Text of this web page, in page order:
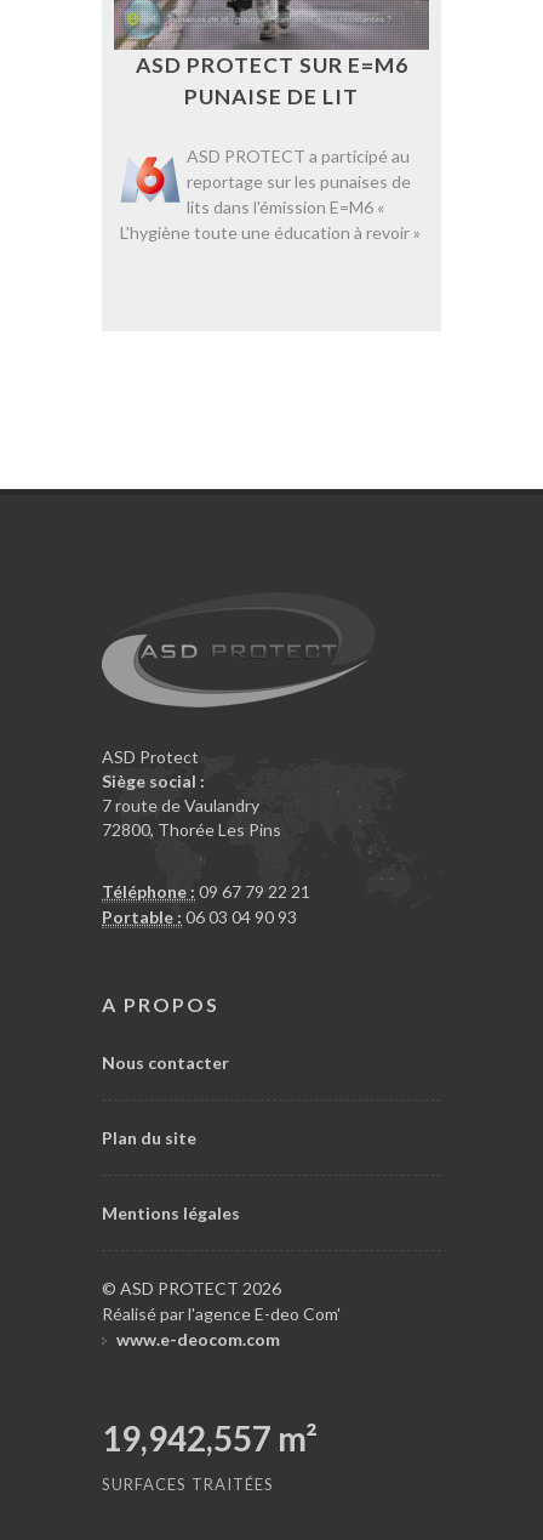
ASD PROTECT SUR E=M6
PUNAISE DE LIT
ASD PROTECT a participé au
reportage sur les punaises de
lits dans l'émission E=M6 «
L'hygiène toute une éducation à revoir »
ASD Protect
Siège social :
7 route de Vaulandry
72800, Thorée Les Pins
Téléphone : 09 67 79 22 21
Portable : 06 03 04 90 93
A PROPOS
Nous contacter
Plan du site
Mentions légales
© ASD PROTECT 2026
Réalisé par l'agence E-deo Com'
www.e-deocom.com
19,942,557 m²
SURFACES TRAITÉES